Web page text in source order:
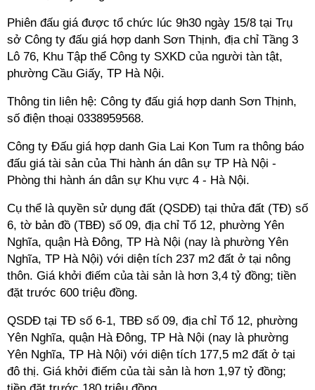
Phiên đấu giá được tổ chức lúc 9h30 ngày 15/8 tại Trụ
sở Công ty đấu giá hợp danh Sơn Thịnh, địa chỉ Tầng 3
Lô 76, Khu Tập thể Công ty SXKD của người tàn tật,
phường Cầu Giấy, TP Hà Nội.
Thông tin liên hệ: Công ty đấu giá hợp danh Sơn Thịnh,
số điện thoại 0338959568.
Công ty Đấu giá hợp danh Gia Lai Kon Tum ra thông báo
đấu giá tài sản của Thi hành án dân sự TP Hà Nội -
Phòng thi hành án dân sự Khu vực 4 - Hà Nội.
Cụ thể là quyền sử dụng đất (QSDĐ) tại thửa đất (TĐ) số
6, tờ bản đồ (TBĐ) số 09, địa chỉ Tổ 12, phường Yên
Nghĩa, quận Hà Đông, TP Hà Nội (nay là phường Yên
Nghĩa, TP Hà Nội) với diện tích 237 m2 đất ở tại nông
thôn. Giá khởi điếm của tài sản là hơn 3,4 tỷ đồng; tiền
đặt trước 600 triệu đồng.
QSDĐ tại TĐ số 6-1, TBĐ số 09, địa chỉ Tổ 12, phường
Yên Nghĩa, quận Hà Đông, TP Hà Nội (nay là phường
Yên Nghĩa, TP Hà Nội) với diện tích 177,5 m2 đất ở tại
đô thị. Giá khởi điếm của tài sản là hơn 1,97 tỷ đồng;